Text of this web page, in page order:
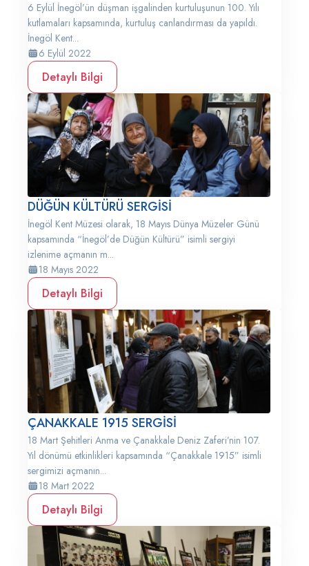
6 Eylül İnegöl’ün düşman işgalinden kurtuluşunun 100. Yılı
kutlamaları kapsamında, kurtuluş canlandırması da yapıldı.
İnegöl Kent...
6 Eylül 2022
Detaylı Bilgi
DÜĞÜN KÜLTÜRÜ SERGİSİ
İnegöl Kent Müzesi olarak, 18 Mayıs Dünya Müzeler Günü
kapsamında “İnegöl’de Düğün Kültürü” isimli sergiyi
izlenime açmanın m...
18 Mayıs 2022
Detaylı Bilgi
ÇANAKKALE 1915 SERGİSİ
18 Mart Şehitleri Anma ve Çanakkale Deniz Zaferi’nin 107.
Yıl dönümü etkinlikleri kapsamında “Çanakkale 1915” isimli
sergimizi açmanın...
18 Mart 2022
Detaylı Bilgi